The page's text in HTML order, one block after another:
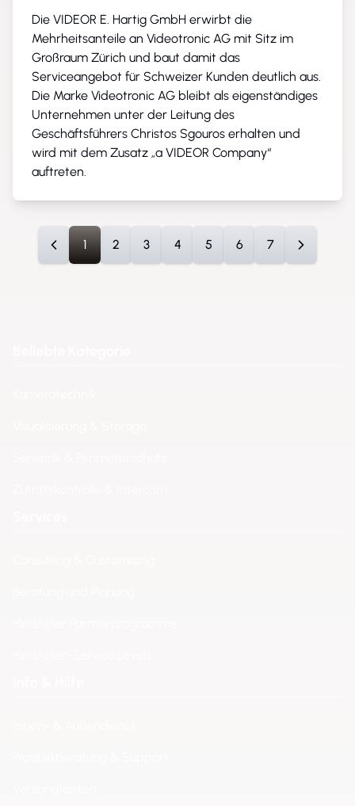
Die VIDEOR E. Hartig GmbH erwirbt die
Mehrheitsanteile an Videotronic AG mit Sitz im
Großraum Zürich und baut damit das
Serviceangebot für Schweizer Kunden deutlich aus.
Die Marke Videotronic AG bleibt als eigenständiges
Unternehmen unter der Leitung des
Geschäftsführers Christos Sgouros erhalten und
wird mit dem Zusatz „a VIDEOR Company“
auftreten.
Sie lesen gerade die Seite
1
Seite
2
Seite
3
Seite
4
Seite
5
Seite
6
Seite
7